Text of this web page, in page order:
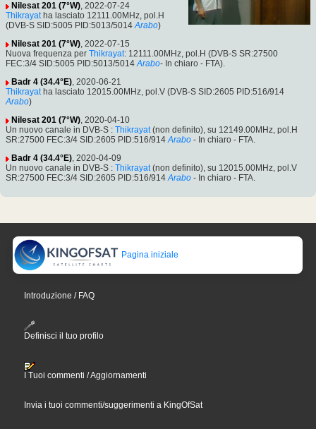
Nilesat 201 (7°W), 2022-07-24
Thikrayatha lasciato 12111.00MHz, pol.H
(DVB-S SID:5005 PID:5013/5014 Arabo)
Nilesat 201 (7°W), 2022-07-15
Nuova frequenza per Thikrayat: 12111.00MHz, pol.H (DVB-S SR:27500
FEC:3/4 SID:5005 PID:5013/5014 Arabo- In chiaro - FTA).
Badr 4 (34.4°E), 2020-06-21
Thikrayatha lasciato 12015.00MHz, pol.V (DVB-S SID:2605 PID:516/914
Arabo)
Nilesat 201 (7°W), 2020-04-10
Un nuovo canale in DVB-S : Thikrayat(non definito), su 12149.00MHz, pol.H
SR:27500 FEC:3/4 SID:2605 PID:516/914 Arabo - In chiaro - FTA.
Badr 4 (34.4°E), 2020-04-09
Un nuovo canale in DVB-S : Thikrayat(non definito), su 12015.00MHz, pol.V
SR:27500 FEC:3/4 SID:2605 PID:516/914 Arabo - In chiaro - FTA.
Pagina iniziale
Introduzione / FAQ
Definisci il tuo profilo
I Tuoi commenti / Aggiornamenti
Invia i tuoi commenti/suggerimenti a KingOfSat